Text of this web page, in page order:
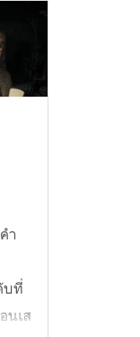
า
ำ
บที่
นเส